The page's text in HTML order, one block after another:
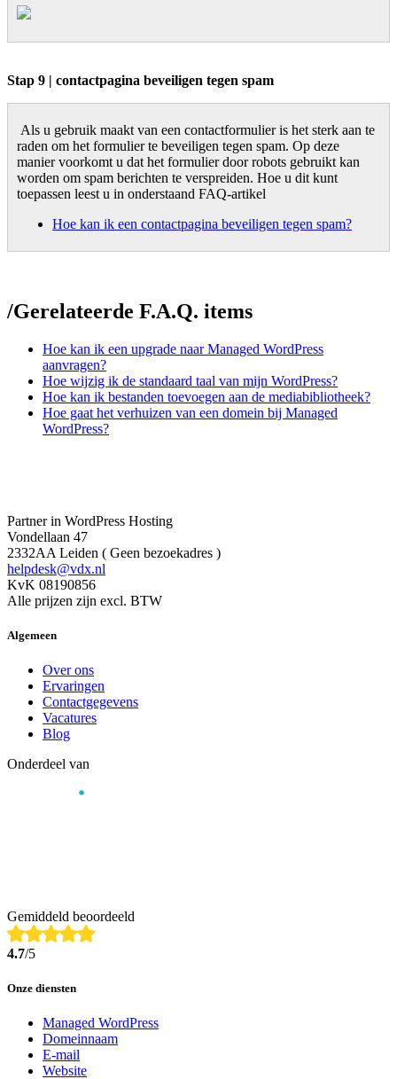
Stap 9 | contactpagina beveiligen tegen spam
Als u gebruik maakt van een contactformulier is het sterk aan te
raden om het formulier te beveiligen tegen spam. Op deze
manier voorkomt u dat het formulier door robots gebruikt kan
worden om spam berichten te verspreiden. Hoe u dit kunt
toepassen leest u in onderstaand FAQ-artikel
Hoe kan ik een contactpagina beveiligen tegen spam?
/Gerelateerde F.A.Q. items
Hoe kan ik een upgrade naar Managed WordPress
aanvragen?
Hoe wijzig ik de standaard taal van mijn WordPress?
Hoe kan ik bestanden toevoegen aan de mediabibliotheek?
Hoe gaat het verhuizen van een domein bij Managed
WordPress?
Partner in WordPress Hosting
Vondellaan 47
2332AA Leiden ( Geen bezoekadres )
helpdesk@vdx.nl
KvK 08190856
Alle prijzen zijn excl. BTW
Algemeen
Over ons
Ervaringen
Contactgegevens
Vacatures
Blog
Onderdeel van
Gemiddeld beoordeeld
4.7/5
Onze diensten
Managed WordPress
Domeinnaam
E-mail
Website